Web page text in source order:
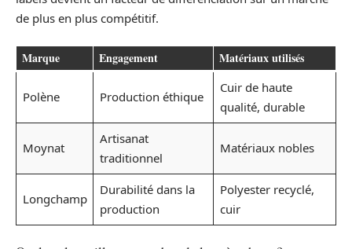
de plus en plus compétitif.
Marque Engagement Matériaux utilisés
Polène Production éthique
Cuir de haute
qualité, durable
Moynat
Artisanat
traditionnel
Matériaux nobles
Longchamp
Durabilité dans la
production
Polyester recyclé,
cuir